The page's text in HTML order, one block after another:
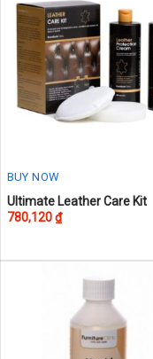
The
options
may
be
chosen
on
page
BUY NOW
Ultimate Leather Care Kit
780,120₫